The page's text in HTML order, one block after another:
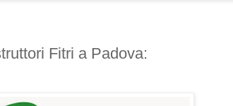
Fitri a Padova: